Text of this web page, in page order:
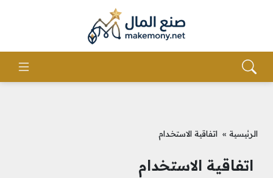
الرئيسية » اتفاقية الاستخدام
اتفاقية الاستخدام